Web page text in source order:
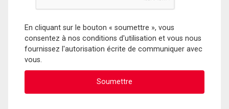
En cliquant sur le bouton « soumettre », vous
consentez à nos conditions d'utilisation et vous nous
fournissez l'autorisation écrite de communiquer avec
vous.